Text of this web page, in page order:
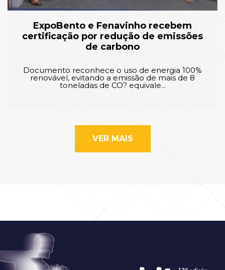
ExpoBento e Fenavinho recebem
certificação por redução de emissões
de carbono
Documento reconhece o uso de energia 100%
renovável, evitando a emissão de mais de 8
toneladas de CO? equivale...
VER MAIS